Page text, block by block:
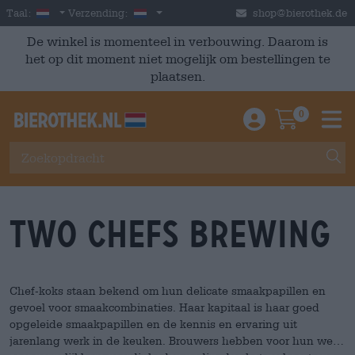
Skip to main content
Taal: Dutch
Verzending: Nederland shop@bierothek.de
De winkel is momenteel in verbouwing. Daarom is
het op dit moment niet mogelijk om bestellingen te
plaatsen.
Einloggen /
0
Two Chefs Brewing
Chef-koks staan bekend om hun delicate smaakpapillen en
gevoel voor smaakcombinaties. Haar kapitaal is haar goed
opgeleide smaakpapillen en de kennis en ervaring uit
jarenlang werk in de keuken. Brouwers hebben voor hun werk